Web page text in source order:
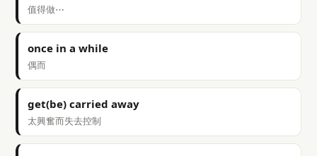
值得做⋯
once in a while
偶而
get(be) carried away
太興奮而失去控制